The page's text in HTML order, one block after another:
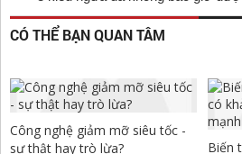
CÓ THỂ BẠN QUAN TÂM
Công nghệ giảm mỡ siêu tốc -
sự thật hay trò lừa?
Biến